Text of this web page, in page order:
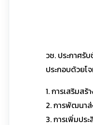
วช. ประกาศรั
ประกอบด้วยโ
1. การเสริมส
2. การพัฒนาส่
3. การเพิ่มป